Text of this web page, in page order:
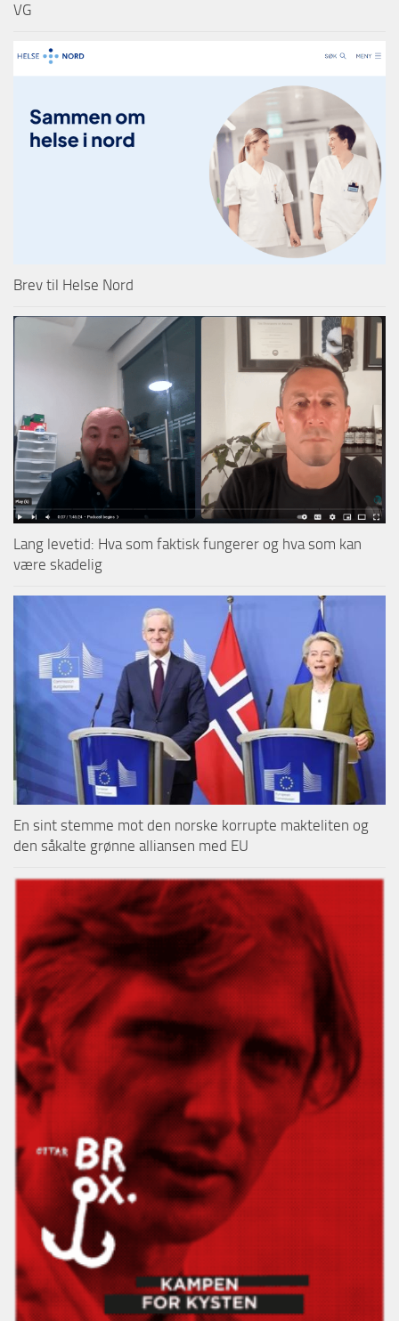
VG
Brev til Helse Nord
Lang levetid: Hva som faktisk fungerer og hva som kan
være skadelig
En sint stemme mot den norske korrupte makteliten og
den såkalte grønne alliansen med EU